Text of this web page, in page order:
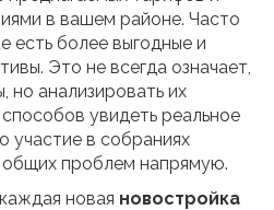
в вашем районе. Часто
есть более выгодные и
Это не всегда означает,
но анализировать их
увидеть реальное
в собраниях
проблем напрямую.
новая новостройка